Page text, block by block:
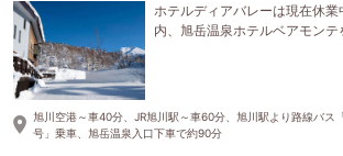
ホテルディアバレーは現在休
内、旭岳温泉ホテルベアモンテ
旭川空港～車40分、JR旭川駅～車60分、旭川駅より路線バス
号」乗車、旭岳温泉入口下車で約90分